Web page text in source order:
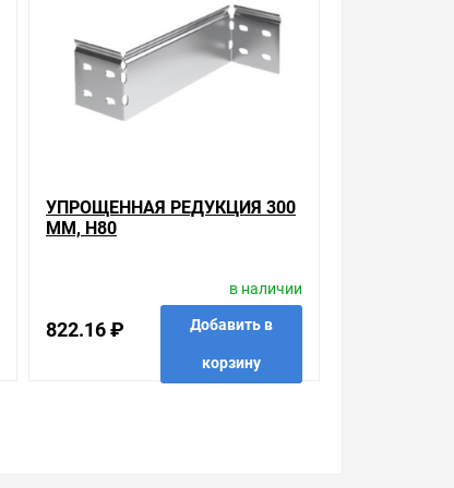
УПРОЩЕННАЯ РЕДУКЦИЯ 300
ММ, H80
822.16 ₽
в наличии
Добавить в
корзину